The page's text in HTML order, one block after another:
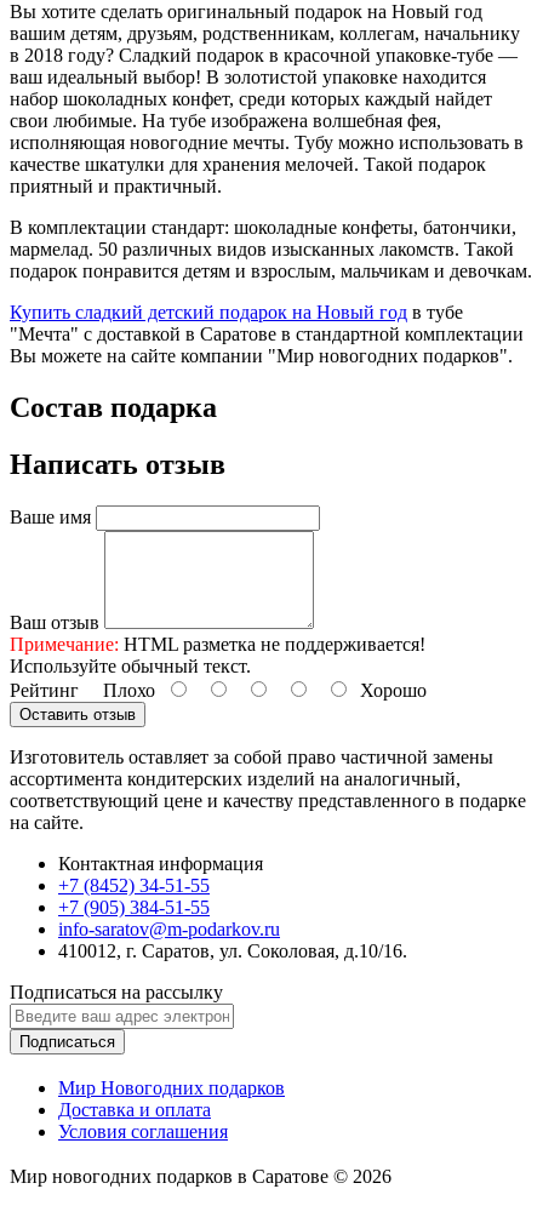
Вы хотите сделать оригинальный подарок на Новый год
вашим детям, друзьям, родственникам, коллегам, начальнику
в 2018 году? Сладкий подарок в красочной упаковке-тубе —
ваш идеальный выбор! В золотистой упаковке находится
набор шоколадных конфет, среди которых каждый найдет
свои любимые. На тубе изображена волшебная фея,
исполняющая новогодние мечты. Тубу можно использовать в
качестве шкатулки для хранения мелочей. Такой подарок
приятный и практичный.
В комплектации стандарт: шоколадные конфеты, батончики,
мармелад. 50 различных видов изысканных лакомств. Такой
подарок понравится детям и взрослым, мальчикам и девочкам.
Купить сладкий детский подарок на Новый год в тубе
"Мечта" с доставкой в Саратове в стандартной комплектации
Вы можете на сайте компании "Мир новогодних подарков".
Состав подарка
Написать отзыв
Ваше имя
Ваш отзыв
Примечание: HTML разметка не поддерживается!
Используйте обычный текст.
Рейтинг Плохо Хорошо
Оставить отзыв
Изготовитель оставляет за собой право частичной замены
ассортимента кондитерских изделий на аналогичный,
соответствующий цене и качеству представленного в подарке
на сайте.
Контактная информация
+7 (8452) 34-51-55
+7 (905) 384-51-55
info-saratov@m-podarkov.ru
410012, г. Саратов, ул. Соколовая, д.10/16.
Подписаться на рассылку
Подписаться
Мир Новогодних подарков
Доставка и оплата
Условия соглашения
Мир новогодних подарков в Саратове © 2026